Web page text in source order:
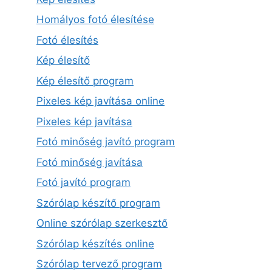
Homályos fotó élesítése
Fotó élesítés
Kép élesítő
Kép élesítő program
Pixeles kép javítása online
Pixeles kép javítása
Fotó minőség javító program
Fotó minőség javítása
Fotó javító program
Szórólap készítő program
Online szórólap szerkesztő
Szórólap készítés online
Szórólap tervező program